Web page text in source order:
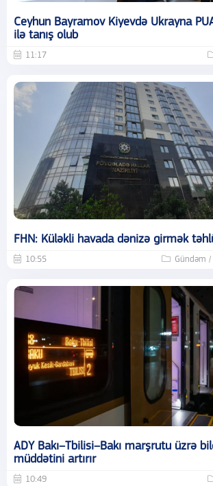
Ceyhun Bayramov Kiyevdə Ukrayna
ilə tanış olub
11:17
FHN: Küləkli havada dənizə girmək
10:55 Gündəm
ADY Bakı–Tbilisi–Bakı marşrutu üzrə
müddətini artırır
10:49